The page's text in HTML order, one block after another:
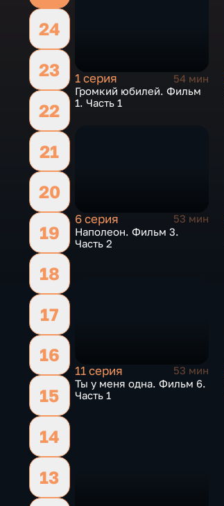
24
23
22
21
20
19
18
17
16
15
14
13
1 серия
54 мин
Громкий юбилей. Фильм
1. Часть 1
6 серия
53 мин
Наполеон. Фильм 3.
Часть 2
11 серия
53 мин
Ты у меня одна. Фильм 6.
Часть 1